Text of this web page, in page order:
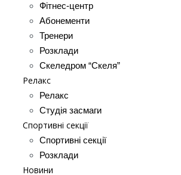
Фітнес-центр
Абонементи
Тренери
Розклади
Скеледром “Скеля”
Релакс
Релакс
Студія засмаги
Спортивні секції
Спортивні секції
Розклади
Новини